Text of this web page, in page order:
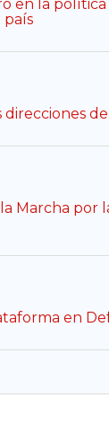
en la
país
de
Marcha por
en